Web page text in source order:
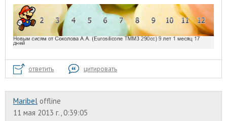
ответить цитировать
Maribel offline
11 мая 2013 г., 0:39:05